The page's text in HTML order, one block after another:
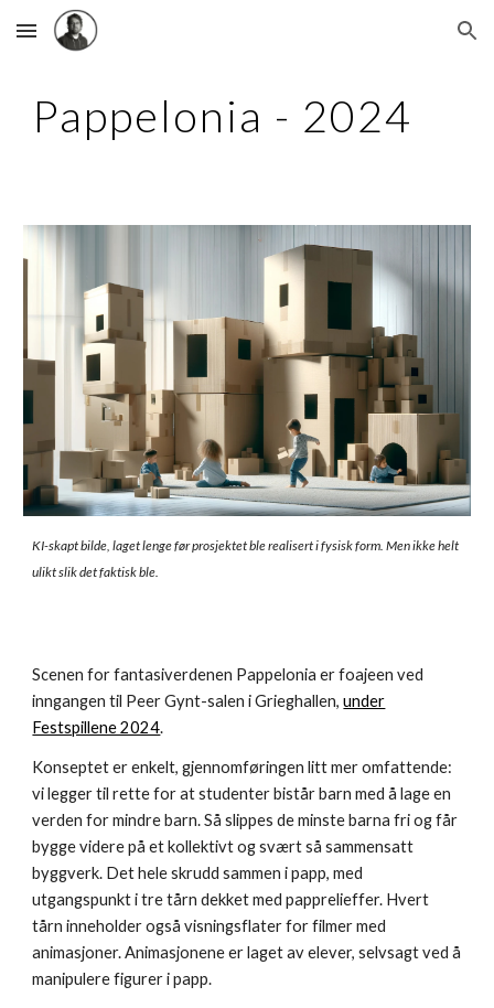
Skip to main content Skip to navigation
Pappelonia - 2024
KI-skapt bilde, laget lenge før prosjektet ble realisert i fysisk form. Men ikke helt
ulikt slik det faktisk ble.
Scenen for fantasiverdenen Pappelonia er foajeen ved
inngangen til Peer Gynt-salen i Grieghallen,under
Festspillene 2024.
Konseptet er enkelt, gjennomføringen litt mer omfattende:
vi legger til rette for at studenter bistår barn med å lage en
verden for mindre barn. Så slippes de minste barna fri og får
bygge videre på et kollektivt og svært så sammensatt
byggverk. Det hele skrudd sammen i papp, med
utgangspunkt i tre tårn dekket med papprelieffer. Hvert
tårn inneholder også visningsflater for filmer med
animasjoner. Animasjonene er laget av elever, selvsagt ved å
manipulere figurer i papp.